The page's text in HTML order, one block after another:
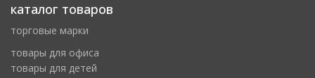
каталог товаров
торговые марки
товары для офиса
товары для детей